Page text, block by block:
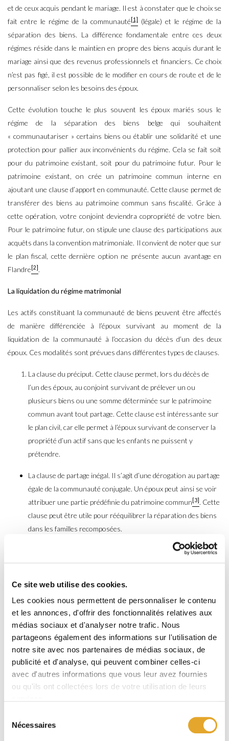
Ce site web utilise des cookies.
Les cookies nous permettent de personnaliser le contenu
et les annonces, d'offrir des fonctionnalités relatives aux
médias sociaux et d'analyser notre trafic. Nous
partageons également des informations sur l'utilisation de
notre site avec nos partenaires de médias sociaux, de
publicité et d'analyse, qui peuvent combiner celles-ci
avec d'autres informations que vous leur avez fournies
ou qu'ils ont collectées lors de votre utilisation de leurs
Nécessaires
et de ceux acquis pendant le mariage. Il est à constater que le choix se
fait entre le régime de la communauté [1]
(légale) et le régime de la
séparation des biens. La différence fondamentale entre ces deux
régimes réside dans le maintien en propre des biens acquis durant le
mariage ainsi que des revenus professionnels et financiers. Ce choix
n’est pas figé, il est possible de le modifier en cours de route et de le
personnaliser selon les besoins des époux.
Cette évolution touche le plus souvent les époux mariés sous le
régime de la séparation des biens belge qui souhaitent
« communautariser » certains biens ou établir une solidarité et une
protection pour pallier aux inconvénients du régime. Cela se fait soit
pour du patrimoine existant, soit pour du patrimoine futur. Pour le
patrimoine existant, on crée un patrimoine commun interne en
ajoutant une clause d’apport en communauté. Cette clause permet de
transférer des biens au patrimoine commun sans fiscalité. Grâce à
cette opération, votre conjoint deviendra copropriété de votre bien.
Pour le patrimoine futur, on stipule une clause des participations aux
acquêts dans la convention matrimoniale. Il convient de noter que sur
le plan fiscal, cette dernière option ne présente aucun avantage en
Flandre [2] .
La liquidation du régime matrimonial
Les actifs constituant la communauté de biens peuvent être affectés
de manière différenciée à l’époux survivant au moment de la
liquidation de la communauté à l’occasion du décès d’un des deux
époux. Ces modalités sont prévues dans différentes types de clauses.
La clause du préciput. Cette clause permet, lors du décès de
l’un des époux, au conjoint survivant de prélever un ou
plusieurs biens ou une somme déterminée sur le patrimoine
commun avant tout partage. Cette clause est intéressante sur
le plan civil, car elle permet à l’époux survivant de conserver la
propriété d’un actif sans que les enfants ne puissent y
prétendre.
La clause de partage inégal. Il s’agit d’une dérogation au partage
égale de la communauté conjugale. Un époux peut ainsi se voir
attribuer une partie prédéfinie du patrimoine commun [3] . Cette
clause peut être utile pour rééquilibrer la réparation des biens
dans les familles recomposées.
La clause d’attribution de communauté. Cette clause permet au
conjoint survivant, sans enfants de lits différents, de recueillir
une telle clause peut entraîner un désavantage fiscal en raison
du risque de double taxation sur les mêmes biens lors du décès
du second conjoint.
La clause d’attribution optionnelle. En incluant cette clause
dans votre contrat, vous offrez à votre conjoint la possibilité de
choisir « à la carte » sa part d’héritage dans le patrimoine
commun au moment de votre décès en connaissance de cause,
en prenant en compte son âge, son espérance de vie, sa
Autres clauses